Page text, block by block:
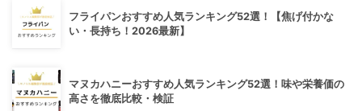
フライパンおすすめ人気ランキング52選！【焦げ付かな
い・長持ち！2026最新】
マヌカハニーおすすめ人気ランキング52選！味や栄養価の
高さを徹底比較・検証